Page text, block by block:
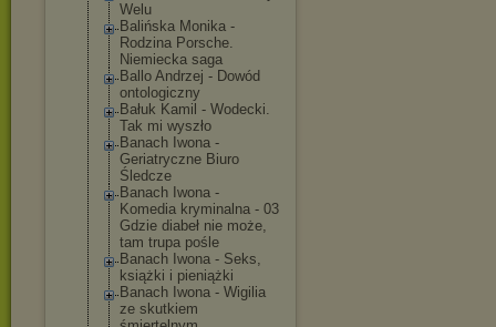
Welu
Balińska Monika -
Rodzina Porsche.
Niemiecka saga
Ballo Andrzej - Dowód
ontologiczny
Bałuk Kamil - Wodecki.
Tak mi wyszło
Banach Iwona -
Geriatryczne Biuro
Śledcze
Banach Iwona -
Komedia kryminalna - 03
Gdzie diabeł nie może,
tam trupa pośle
Banach Iwona - Seks,
książki i pieniążki
Banach Iwona - Wigilia
ze skutkiem